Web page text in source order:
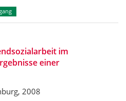
im
einer
2008